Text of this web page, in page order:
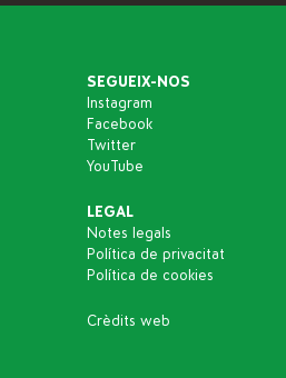
SEGUEIX-NOS
Instagram
Facebook
Twitter
YouTube
LEGAL
Notes legals
Política de privacitat
Política de cookies
Crèdits web